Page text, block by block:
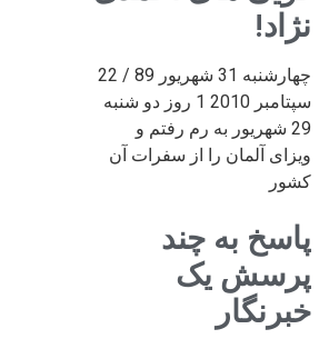
نژاد!
چهارشنبه 31 شهریور 89 / 22
سپتامبر 2010 1 روز دو شنبه
29 شهریور به رم رفتم و
ویزای آلمان را از سفرات آن
کشور
پاسخ به چند
پرسش یک
خبرنگار